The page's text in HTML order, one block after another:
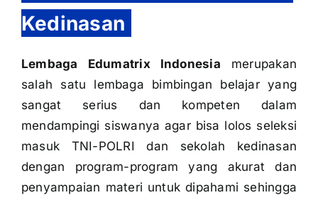
Kedinasan
Lembaga Edumatrix Indonesia merupakan
salah satu lembaga bimbingan belajar yang
sangat serius dan kompeten dalam
mendampingi siswanya agar bisa lolos seleksi
masuk TNI-POLRI dan sekolah kedinasan
dengan program-program yang akurat dan
penyampaian materi untuk dipahami sehingga